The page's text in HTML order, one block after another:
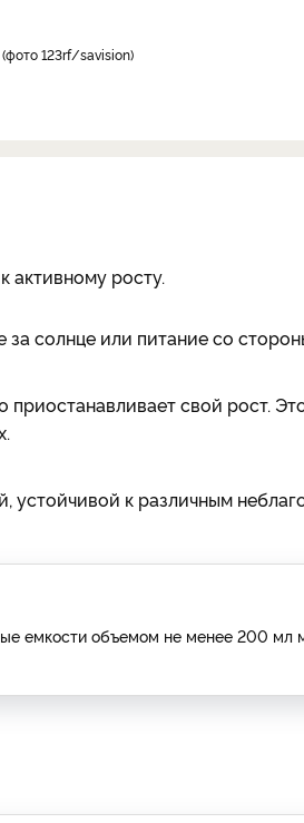
123rf/savision)
активному росту.
солнце или питание со
свой рост.
устойчивой к различным
емкости объемом не менее 200 мл